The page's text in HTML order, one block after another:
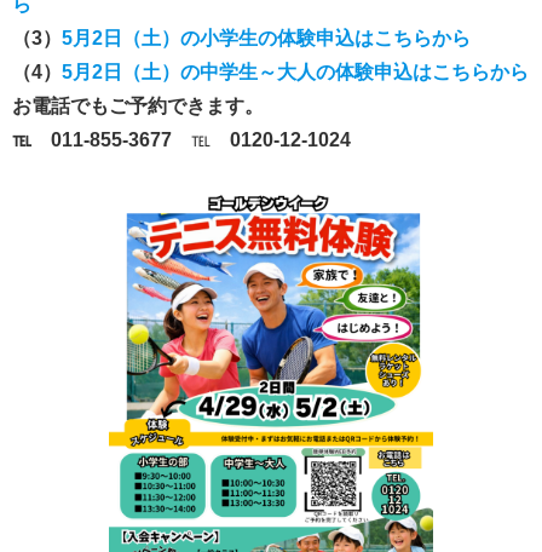
ら
（3） 5月2日（土）の小学生の体験申込はこちらから
（4） 5月2日（土）の中学生～大人の体験申込はこちらから
お電話でもご予約できます。
℡ 011-855-3677 ℡ 0120-12-1024